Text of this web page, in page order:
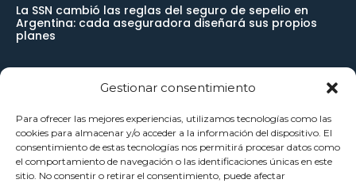
Gestionar consentimiento
Para ofrecer las mejores experiencias, utilizamos tecnologías como las
cookies para almacenar y/o acceder a la información del dispositivo. El
consentimiento de estas tecnologías nos permitirá procesar datos como
el comportamiento de navegación o las identificaciones únicas en este
sitio. No consentir o retirar el consentimiento, puede afectar
La SSN cambió las reglas del seguro de sepelio en
Argentina: cada aseguradora diseñará sus propios
planes
Newsletter
Reciba noticias importantes directamente en su buzón de
entrada y manténgase conectado.